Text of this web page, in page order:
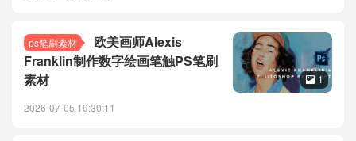
ps笔刷素材
欧美画师Alexis
Franklin制作数字绘画笔触PS笔刷
素材
 1
2026-07-05 19:30:11